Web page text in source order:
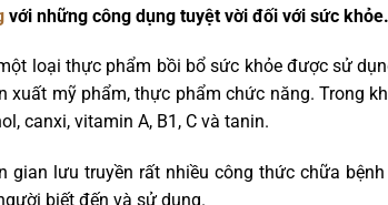
với những công dụng tuyệt vời đối với sức khỏe.
loại thực phẩm bồi bổ sức khỏe được sử
xuất mỹ phẩm, thực phẩm chức năng. Trong
canxi, vitamin A, B1, C và tanin.
gian lưu truyền rất nhiều công thức chữa
biết đến và sử dụng.